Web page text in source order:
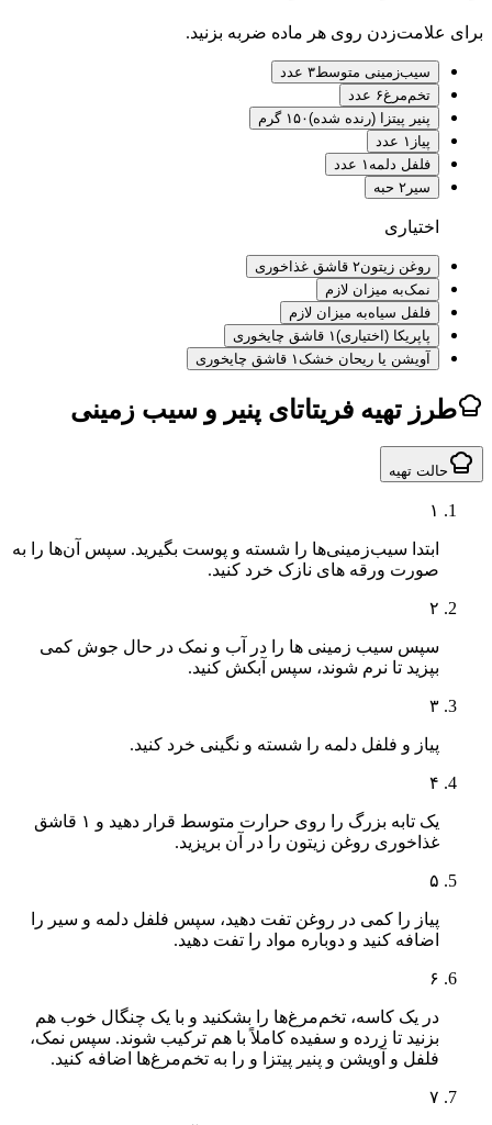
روی هر ماده ضربه بزنید.
سیب‌زمینی متوسط ۳ عدد
تخم‌مرغ
۶ عدد
پنیر پیتزا (رنده شده)۱۵۰ گرم
۱ عدد
فلفل دلمه۱ عدد
۲ حبه
روغن زیتون۲ قاشق غذاخوری
به میزان لازم
فلفل سیاهبه میزان لازم
پاپریکا (اختیاری) ۱ قاشق چایخوری
آویشن یا ریحان خشک۱ قاشق چایخوری
تهیه فریتاتای پنیر و سیب زمینی
تهیه
ابتدا سیب‌زمینی‌ها را شسته و پوست بگیرید. سپس آن‌ها را به
صورت ورقه های نازک خرد کنید.
سپس سیب زمینی ها را در آب و نمک در حال جوش کمی
بپزید تا نرم شوند، سپس آبکش کنید.
پیاز و فلفل دلمه را شسته و نگینی خرد کنید.
یک تابه بزرگ را روی حرارت متوسط قرار دهید و ۱ قاشق
غذاخوری روغن زیتون را در آن بریزید.
پیاز را کمی در روغن تفت دهید، سپس فلفل دلمه و سیر را
اضافه کنید و دوباره مواد را تفت دهید.
در یک کاسه، تخم‌مرغ‌ها را بشکنید و با یک چنگال خوب هم
بزنید تا زرده و سفیده کاملاً با هم ترکیب شوند. سپس نمک،
فلفل و آویشن و پنیر پیتزا و را به تخم‌مرغ‌ها اضافه کنید.